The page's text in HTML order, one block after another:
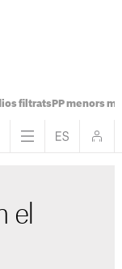
filtratsPP menors
el